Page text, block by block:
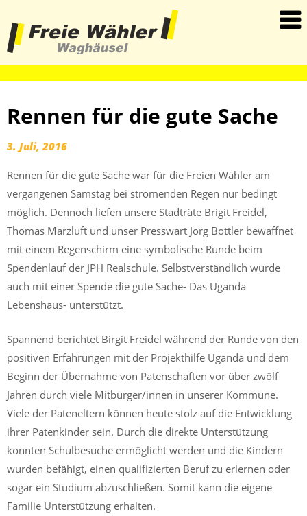
Rennen für die gute Sache
3. Juli, 2016
Rennen für die gute Sache war für die Freien Wähler am
vergangenen Samstag bei strömenden Regen nur bedingt
möglich. Dennoch liefen unsere Stadträte Brigit Freidel,
Thomas Märzluft und unser Presswart Jörg Bottler bewaffnet
mit einem Regenschirm eine symbolische Runde beim
Spendenlauf der JPH Realschule. Selbstverständlich wurde
auch mit einer Spende die gute Sache- Das Uganda
Lebenshaus- unterstützt.
Spannend berichtet Birgit Freidel während der Runde von den
positiven Erfahrungen mit der Projekthilfe Uganda und dem
Beginn der Übernahme von Patenschaften vor über zwölf
Jahren durch viele Mitbürger/innen in unserer Kommune.
Viele der Pateneltern können heute stolz auf die Entwicklung
ihrer Patenkinder sein. Durch die direkte Unterstützung
konnten Schulbesuche ermöglicht werden und die Kindern
wurden befähigt, einen qualifizierten Beruf zu erlernen oder
sogar ein Studium abzuschließen. Somit kann die eigene
Familie Unterstützung erhalten.